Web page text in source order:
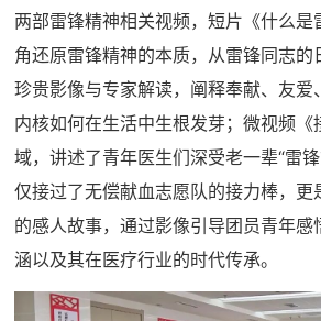
两部雷锋精神相关视频，短片《什么是
角还原雷锋精神的本质，从雷锋同志的
珍贵影像与专家解读，阐释奉献、友爱
内核如何在生活中生根发芽；微视频《
域，讲述了青年医生们深受老一辈“雷
仅接过了无偿献血志愿队的接力棒，更
的感人故事，通过影像引导团员青年感
涵以及其在医疗行业的时代传承。